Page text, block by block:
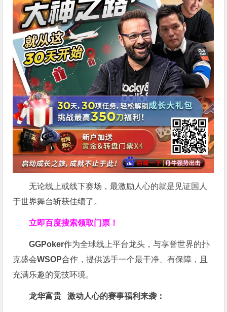
无论线上或线下赛场，最激励人心的就是见证国人
于世界舞台斩获佳绩了。
立即百度搜索领取门票！
GGPoker作为全球线上平台龙头，与享誉世界的扑
克盛会WSOP合作，提供选手一个最干净、有保障，且
充满乐趣的竞技环境。
龙华富贵 激动人心的赛事福利来袭：